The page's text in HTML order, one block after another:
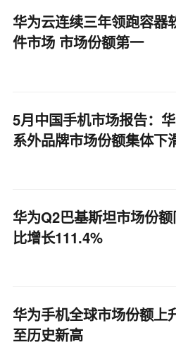
华为云连续三年领跑容器
件市场 市场份额第一
5月中国手机市场报告：
系外品牌市场份额集体下
华为Q2巴基斯坦市场份
比增长111.4%
华为手机全球市场份额上
至历史新高